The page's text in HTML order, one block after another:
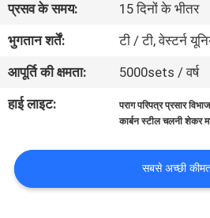
कारखाना
भ्रमण
गुणवत्ता
संपर्क
प्रसव के समय:
15 दिनों के भीतर
भुगतान शर्तें:
टी / टी, वेस्टर्न
आपूर्ति की क्षमता:
5000sets / वर्ष
हाई लाइट:
पराग परिपत्र प्रसार
कार्बन स्टील चलनी शेकर
सबसे अच्छी